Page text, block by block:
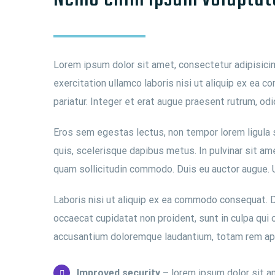
Lorem ipsum dolor sit amet, consectetur
exercitation ullamco laboris nisi ut aliquip ex ea
pariatur. Integer et erat augue praesent rutrum,
Eros sem egestas lectus, non tempor lorem
quis, scelerisque dapibus metus. In pulvinar sit
quam sollicitudin commodo. Duis eu auctor
Laboris nisi ut aliquip ex ea commodo
occaecat cupidatat non proident, sunt in culpa
accusantium doloremque laudantium, totam rem